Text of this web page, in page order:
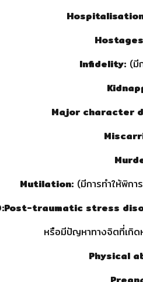
Infidelity: (มี
Major character
Mutilation: (มีการทำให้พิกา
traumatic stress
หรือมีปัญหาทางจิตที่เกิ
Physical